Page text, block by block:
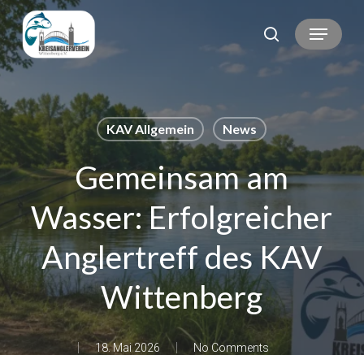
Skip
to
main
content
search
Menu
KAV Allgemein News
Gemeinsam am
Wasser: Erfolgreicher
Anglertreff des KAV
Wittenberg
18. Mai 2026 No Comments